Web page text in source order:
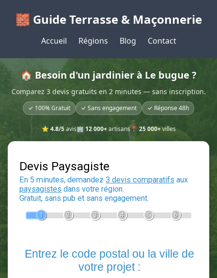
🧱 Guide Terrasse & Maçonnerie
Accueil Régions Blog Contact
🏠 Besoin d'un jardinier à Le bugue ?
Comparez 3 devis gratuits en 2 minutes — sans inscription.
✓ 100% Gratuit ✓ Sans engagement ✓ Réponse 48h
⭐ 4.8/5avis🏢 12 000+artisans📍 25 000+villes
Devis Paysagiste
En 5 minutes, demandez3 devis comparatifs